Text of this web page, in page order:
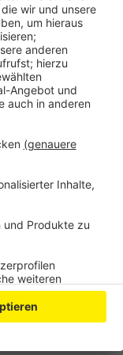
0 und
oder einen
benötigt: Um
zu reservieren.
bergischen